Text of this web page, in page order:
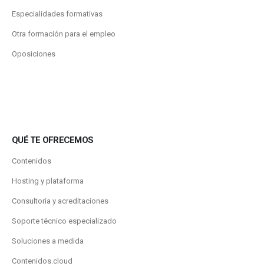
Especialidades formativas
Otra formación para el empleo
Oposiciones
QUÉ TE OFRECEMOS
Contenidos
Hosting y plataforma
Consultoría y acreditaciones
Soporte técnico especializado
Soluciones a medida
Contenidos.cloud